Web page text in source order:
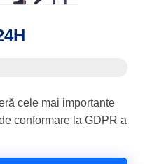
cele mai importante
conformare la GDPR a